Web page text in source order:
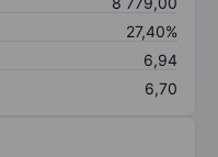
27,40%
6,94
6,70